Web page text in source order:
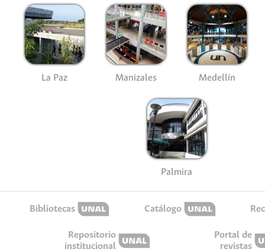
La Paz Manizales Medellín
Palmira
Bibliotecas Catálogo
Repositorio
institucional
Portal de
revistas